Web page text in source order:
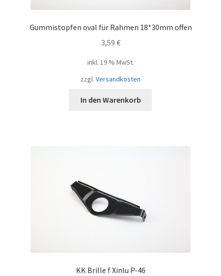
Gummistopfen oval für Rahmen 18*30mm offen
3,59 €
inkl. 19 % MwSt.
zzgl. Versandkosten
In den Warenkorb
KK Brille f Xinlu P-46